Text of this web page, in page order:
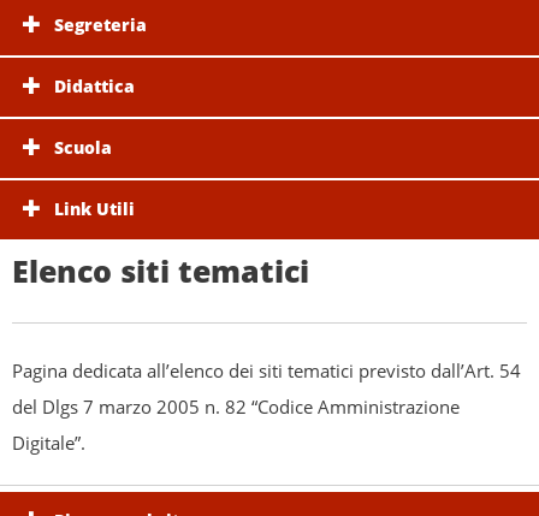
Segreteria
Didattica
Scuola
Link Utili
Elenco siti tematici
Pagina dedicata all’elenco dei siti tematici previsto dall’Art. 54
del Dlgs 7 marzo 2005 n. 82 “Codice Amministrazione
Digitale”.